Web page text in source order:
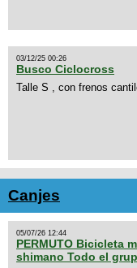
03/12/25 00:26
Busco Ciclocross
Talle S , con frenos
Canjes
05/07/26 12:44
PERMUTO Bicicleta
shimano Todo el